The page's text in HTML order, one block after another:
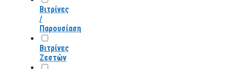
Βιτρίνες
/
Παρουσίαση
Βιτρίνες
Ζεστών